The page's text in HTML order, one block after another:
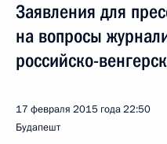
Заявления для
на вопросы
российско-
17 февраля 2015 года22:50
Будапешт